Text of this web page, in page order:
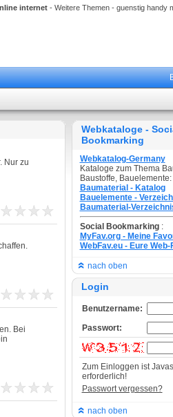
internet- Weitere Themen - guenstig handy
Nur zu
Bei
Webkataloge -
Bookmarking
Webkatalog-Germany
Kataloge zum Thema
Baustoffe, Bauelemente:
Baumaterial - Katalog
Bauelemente -
Baumaterial-
Social Bookmarking :
MyFav.org - Meine
WebFav.eu - Eure
nach oben
Login
Benutzername:
Passwort:
Zum Einloggen ist
erforderlich!
Passwort vergessen?
nach oben